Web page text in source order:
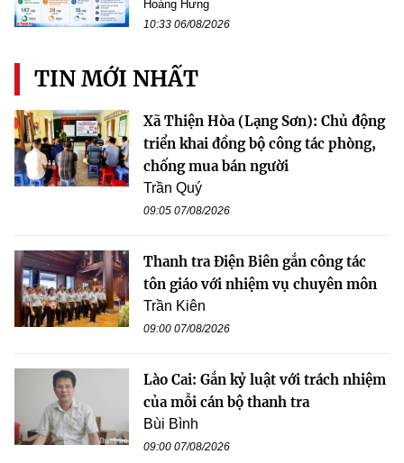
Hoàng Hưng
10:33 06/08/2026
TIN MỚI NHẤT
Xã Thiện Hòa (Lạng Sơn): Chủ động
triển khai đồng bộ công tác phòng,
chống mua bán người
Trần Quý
09:05 07/08/2026
Thanh tra Điện Biên gắn công tác
tôn giáo với nhiệm vụ chuyên môn
Trần Kiên
09:00 07/08/2026
Lào Cai: Gắn kỷ luật với trách nhiệm
của mỗi cán bộ thanh tra
Bùi Bình
09:00 07/08/2026